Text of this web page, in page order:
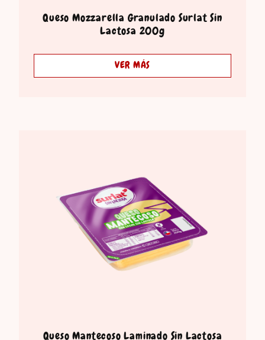
Queso Mozzarella Granulado Surlat Sin
Lactosa 200g
VER MÁS
Queso Mantecoso Laminado Sin Lactosa